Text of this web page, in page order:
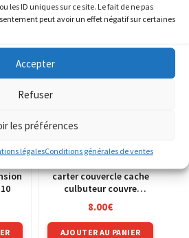
les ID uniques sur ce site. Le fait de ne pas
peut avoir un effet négatif sur certaines
Accepter
Refuser
les préférences
légalesConditions générales de ventes
carter couvercle cache
culbuteur couvre
culasse soupape YCF
Dirt 110
8.00€
AJOUTER AU PANIER